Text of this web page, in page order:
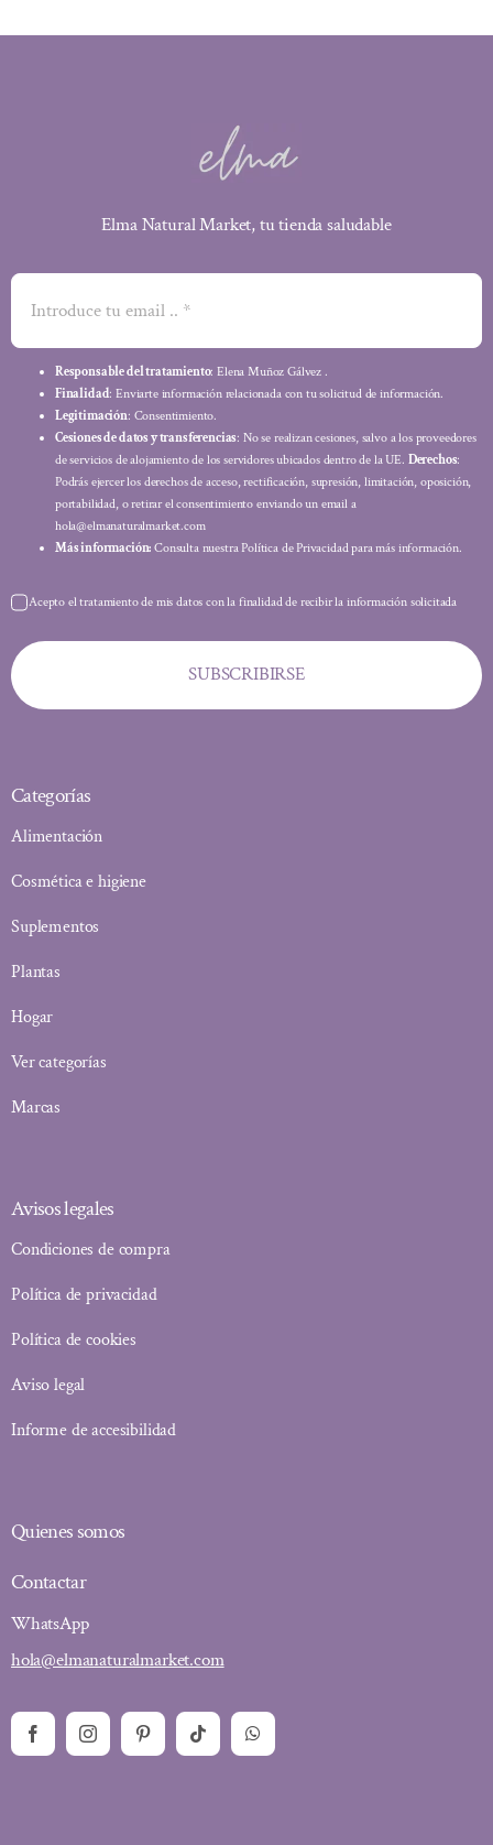
Elma Natural Market, tu tienda saludable
Responsable del tratamiento: Elena Muñoz Gálvez .
Finalidad: Enviarte información relacionada con tu solicitud de información.
Legitimación: Consentimiento.
Cesiones de datos y transferencias: No se realizan cesiones, salvo a los proveedores
de servicios de alojamiento de los servidores ubicados dentro de la UE. Derechos:
Podrás ejercer los derechos de acceso, rectificación, supresión, limitación, oposición,
portabilidad, o retirar el consentimiento enviando un email a
hola@elmanaturalmarket.com
Más información: Consulta nuestra Política de Privacidad para más información.
Acepto el tratamiento de mis datos con la finalidad de recibir la información solicitada
SUBSCRIBIRSE
Categorías
Alimentación
Cosmética e higiene
Suplementos
Plantas
Hogar
Ver categorías
Marcas
Avisos legales
Condiciones de compra
Política de privacidad
Política de cookies
Aviso legal
Informe de accesibilidad
Quienes somos
Contactar
WhatsApp
hola@elmanaturalmarket.com